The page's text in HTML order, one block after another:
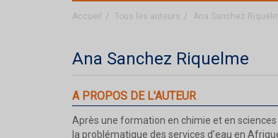
Accueil Tous les auteurs Ana Sanchez
Ana Sanchez Riquelme
A PROPOS DE L'AUTEUR
Après une formation en chimie et en
la problématique des services d’eau en